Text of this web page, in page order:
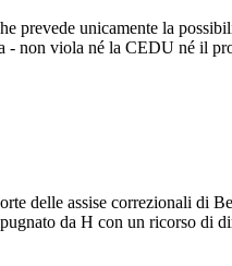
prevede unicamente la
- non viola né la CEDU né il
delle assise correzionali di
da H con un ricorso di